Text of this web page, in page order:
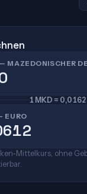
MAZEDONISCHER
1 MKD =
EURO
Mittelkurs, ohne